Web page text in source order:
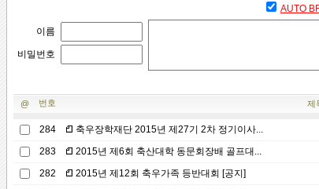
AUTO
이름
비밀번호
@ 번호 제
284 축우장학재단 2015년 제27기 2차 정기이사...
283
2015년 제6회 축산대학 동문회장배 골프대...
282
2015년 제12회 축우가족 등반대회 [공지]